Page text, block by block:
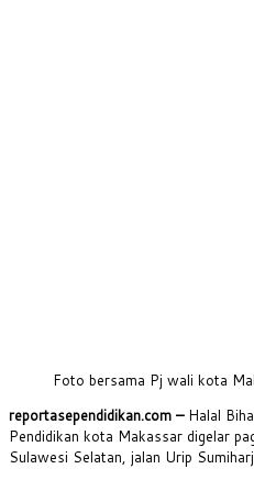
Foto bersama Pj wali kota
reportasependidikan.com – Halal
Pendidikan kota Makassar digelar
Sulawesi Selatan, jalan Urip